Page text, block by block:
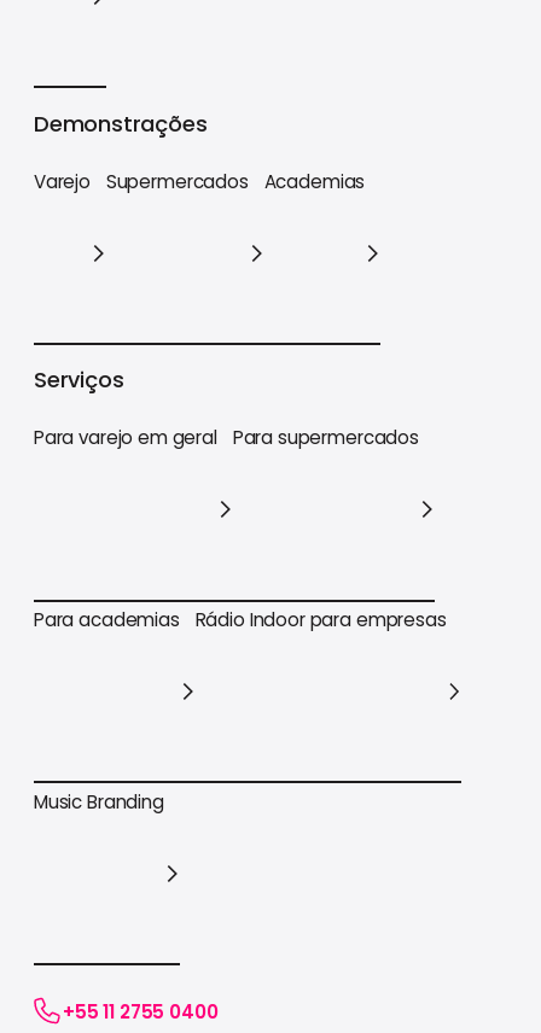
Demonstrações
Varejo Supermercados Academias
Serviços
Para varejo em geral
Para varejo em geral
Para supermercados
Para supermercados
Para academias
Para academias
Rádio Indoor para empresas
Music Branding
+55 11 2755 0400